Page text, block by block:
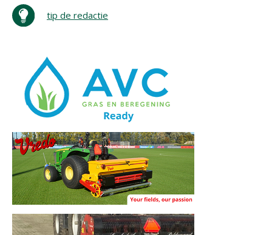
tip de redactie